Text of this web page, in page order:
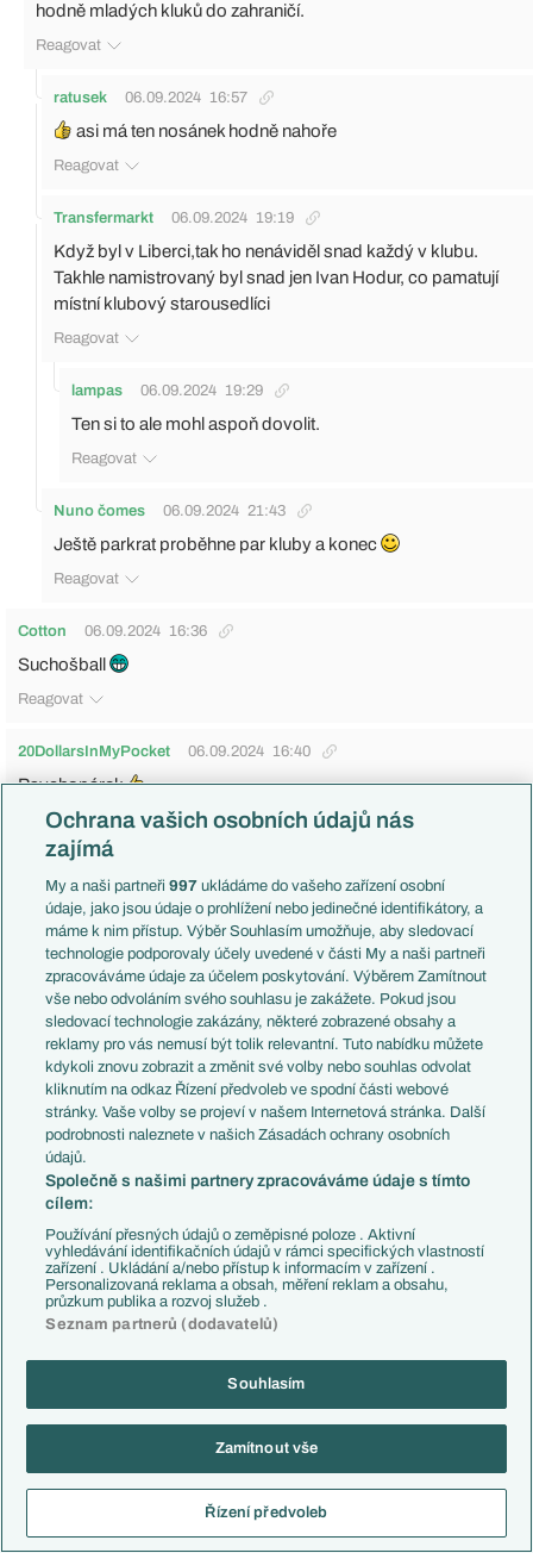
hodně mladých kluků do zahraničí.
Reagovat
ratusek 06.09.2024 16:57
asi má ten nosánek hodně nahoře
Reagovat
Transfermarkt 06.09.2024 19:19
Když byl v Liberci,tak ho nenáviděl snad každý v klubu.
Takhle namistrovaný byl snad jen Ivan Hodur, co pamatují
místní klubový starousedlíci
Reagovat
lampas 06.09.2024 19:29
Ten si to ale mohl aspoň dovolit.
Reagovat
Nuno čomes 06.09.2024 21:43
Ještě parkrat proběhne par kluby a konec
Reagovat
Cotton 06.09.2024 16:36
Suchošball
Reagovat
20DollarsInMyPocket 06.09.2024 16:40
Psychopárek
Až skončí u U21, tak po něm nikdo neštěkne. Možná tak v
Příbrami.
Reagovat
romeo351 06.09.2024 18:32
Půjde k mladší repre…
Reagovat
Salfovic 06.09.2024 20:07
To bych se posral Ale vyloučit se to nedá
Reagovat
smazaný uživatel 06.09.2024 16:40
Ten Michal Sevcik, by si zaslouzil nafackovat. Takovej hrac a
talent od boha, ale taaak na to sere
Vcera v Zajici byla ukazka toho, jak je na tom mentalne a je mi
jasny, ze nema sanci na uspech, ta jeho hlava je strasne spatne
nastavena.
Vykon strasnej
06.09.2024 16:42
Ochrana vašich osobních údajů nás
zajímá
My a naši partneři997 ukládáme do vašeho zařízení osobní
údaje, jako jsou údaje o prohlížení nebo jedinečné identifikátory, a
máme k nim přístup. Výběr Souhlasím umožňuje, aby sledovací
technologie podporovaly účely uvedené v části My a naši partneři
zpracováváme údaje za účelem poskytování. Výběrem Zamítnout
vše nebo odvoláním svého souhlasu je zakážete. Pokud jsou
sledovací technologie zakázány, některé zobrazené obsahy a
reklamy pro vás nemusí být tolik relevantní. Tuto nabídku můžete
kdykoli znovu zobrazit a změnit své volby nebo souhlas odvolat
kliknutím na odkaz Řízení předvoleb ve spodní části webové
stránky. Vaše volby se projeví v našem Internetová stránka. Další
podrobnosti naleznete v našich Zásadách ochrany osobních
údajů.
Společně s našimi partnery zpracováváme údaje s tímto
cílem:
Používání přesných údajů o zeměpisné poloze . Aktivní
vyhledávání identifikačních údajů v rámci specifických vlastností
zařízení . Ukládání a/nebo přístup k informacím v zařízení .
Personalizovaná reklama a obsah, měření reklam a obsahu,
průzkum publika a rozvoj služeb .
Seznam partnerů (dodavatelů)
Souhlasím
Zamítnout vše
Řízení předvoleb